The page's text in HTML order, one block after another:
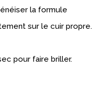
la formule
sur le cuir propre.
pour faire briller.